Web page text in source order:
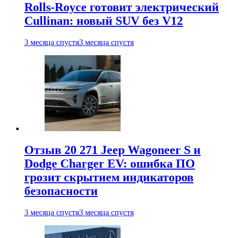
Rolls-Royce готовит электрический
Cullinan: новый SUV без V12
3 месяца спустя3 месяца спустя
Отзыв 20 271 Jeep Wagoneer S и
Dodge Charger EV: ошибка ПО
грозит скрытием индикаторов
безопасности
3 месяца спустя3 месяца спустя